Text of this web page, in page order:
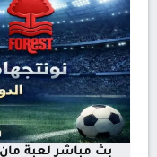
بث مباشر لعبة